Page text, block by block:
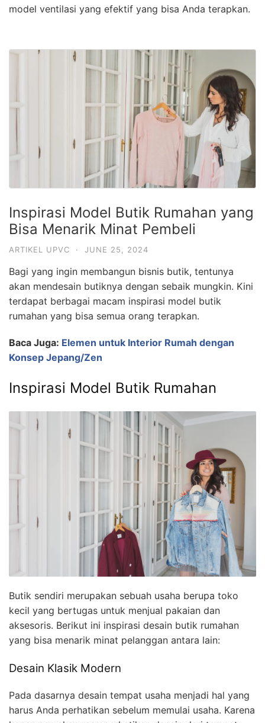
model ventilasi yang efektif yang bisa Anda terapkan.
Inspirasi Model Butik Rumahan yang
Bisa Menarik Minat Pembeli
ARTIKEL UPVC · JUNE 25, 2024
Bagi yang ingin membangun bisnis butik, tentunya
akan mendesain butiknya dengan sebaik mungkin. Kini
terdapat berbagai macam inspirasi model butik
rumahan yang bisa semua orang terapkan.
Baca Juga: Elemen untuk Interior Rumah dengan
Konsep Jepang/Zen
Inspirasi Model Butik Rumahan
Butik sendiri merupakan sebuah usaha berupa toko
kecil yang bertugas untuk menjual pakaian dan
aksesoris. Berikut ini inspirasi desain butik rumahan
yang bisa menarik minat pelanggan antara lain:
Desain Klasik Modern
Pada dasarnya desain tempat usaha menjadi hal yang
harus Anda perhatikan sebelum memulai usaha. Karena